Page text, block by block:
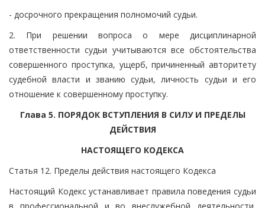
- досрочного прекращения полномочий судьи.
2. При решении вопроса о мере дисциплинарной
ответственности судьи учитываются все обстоятельства
совершенного проступка, ущерб, причиненный авторитету
судебной власти и званию судьи, личность судьи и его
отношение к совершенному проступку.
Глава 5. ПОРЯДОК ВСТУПЛЕНИЯ В СИЛУ И ПРЕДЕЛЫ
ДЕЙСТВИЯ
НАСТОЯЩЕГО КОДЕКСА
Статья 12. Пределы действия настоящего Кодекса
Настоящий Кодекс устанавливает правила поведения судьи